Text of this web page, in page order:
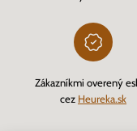
Zákazníkmi overený
cez Heureka.sk